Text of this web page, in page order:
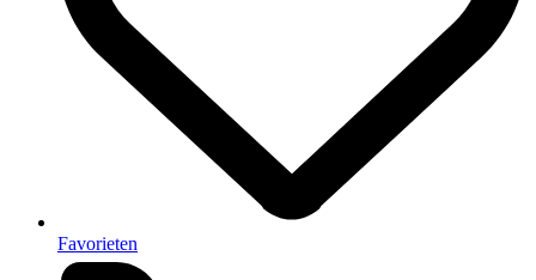
Favorieten